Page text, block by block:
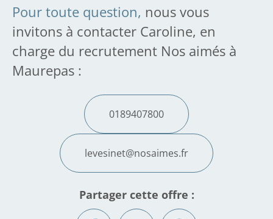
Pour toute question, nous vous
invitons à contacter Caroline, en
charge du recrutement Nos aimés à
Maurepas :
0189407800
levesinet@nosaimes.fr
Partager cette offre :